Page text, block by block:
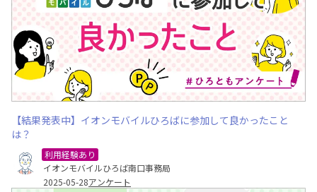
【結果発表中】イオンモバイルひろばに参加して良かったこと
は？
利用経験あり
イオンモバイルひろば南口事務局
2025-05-28アンケート